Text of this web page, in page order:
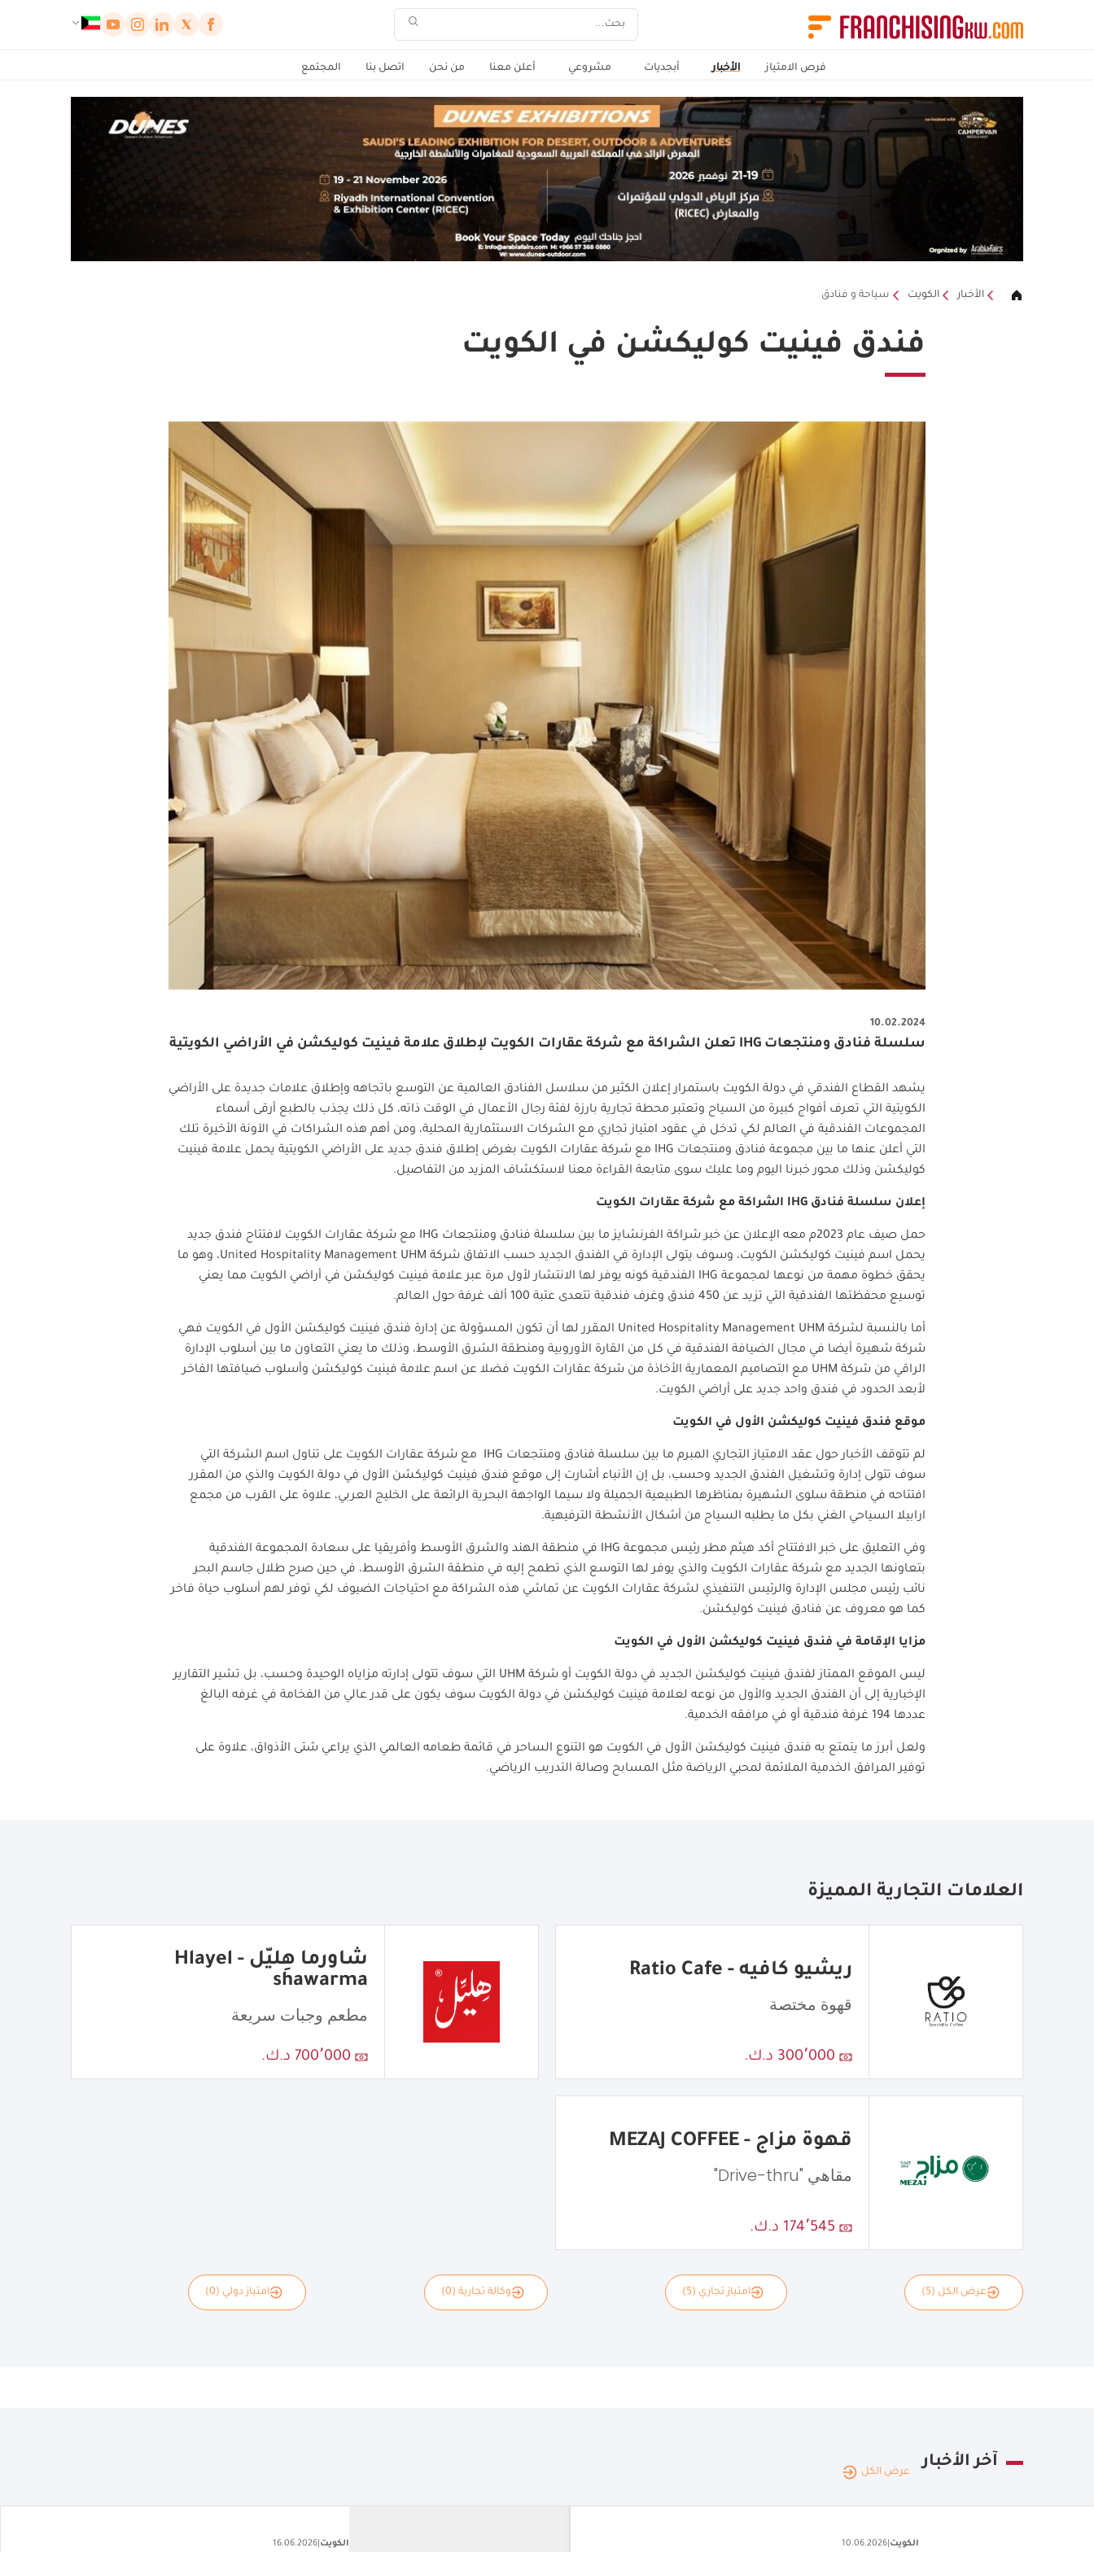
فرص الامتياز الأخبار أبجديات مشروعي أعلن معنا من نحن اتصل بنا المجتمع
الأخبار الكويت سياحة و فنادق
فندق فينيت كوليكشن في الكويت
10.02.2024
سلسلة فنادق ومنتجعات IHG تعلن الشراكة مع شركة عقارات الكويت لإطلاق علامة فينيت كوليكشن في الأراضي الكويتية
يشهد القطاع الفندقي في دولة الكويت باستمرار إعلان الكثير من سلاسل الفنادق العالمية عن التوسع باتجاهه وإطلاق علامات جديدة على الأراضي
الكويتية التي تعرف أفواج كبيرة من السياح وتعتبر محطة تجارية بارزة لفئة رجال الأعمال في الوقت ذاته، كل ذلك يجذب بالطبع أرقى أسماء
المجموعات الفندقية في العالم لكي تدخل في عقود امتياز تجاري مع الشركات الاستثمارية المحلية، ومن أهم هذه الشراكات في الآونة الأخيرة تلك
التي أعلن عنها ما بين مجموعة فنادق ومنتجعات IHG مع شركة عقارات الكويت بغرض إطلاق فندق جديد على الأراضي الكويتية يحمل علامة فينيت
كوليكشن وذلك محور خبرنا اليوم وما عليك سوى متابعة القراءة معنا لاستكشاف المزيد من التفاصيل.
إعلان سلسلة فنادق IHG الشراكة مع شركة عقارات الكويت
حمل صيف عام 2023م معه الإعلان عن خبر شراكة الفرنشايز ما بين سلسلة فنادق ومنتجعات IHG مع شركة عقارات الكويت لافتتاح فندق جديد
يحمل اسم فينيت كوليكشن الكويت، وسوف يتولى الإدارة في الفندق الجديد حسب الاتفاق شركة United Hospitality Management UHM، وهو ما
يحقق خطوة مهمة من نوعها لمجموعة IHG الفندقية كونه يوفر لها الانتشار لأول مرة عبر علامة فينيت كوليكشن في أراضي الكويت مما يعني
توسيع محفظتها الفندقية التي تزيد عن 450 فندق وغرف فندقية تتعدى عتبة 100 ألف غرفة حول العالم.
أما بالنسبة لشركة United Hospitality Management UHM المقرر لها أن تكون المسؤولة عن إدارة فندق فينيت كوليكشن الأول في الكويت فهي
شركة شهيرة أيضا في مجال الضيافة الفندقية في كل من القارة الأوروبية ومنطقة الشرق الأوسط، وذلك ما يعني التعاون ما بين أسلوب الإدارة
الراقي من شركة UHM مع التصاميم المعمارية الأخاذة من شركة عقارات الكويت فضلا عن اسم علامة فينيت كوليكشن وأسلوب ضيافتها الفاخر
لأبعد الحدود في فندق واحد جديد على أراضي الكويت.
موقع فندق فينيت كوليكشن الأول في الكويت
لم تتوقف الأخبار حول عقد الامتياز التجاري المبرم ما بين سلسلة فنادق ومنتجعات IHG مع شركة عقارات الكويت على تناول اسم الشركة التي
سوف تتولى إدارة وتشغيل الفندق الجديد وحسب، بل إن الأنباء أشارت إلى موقع فندق فينيت كوليكشن الأول في دولة الكويت والذي من المقرر
افتتاحه في منطقة سلوى الشهيرة بمناظرها الطبيعية الجميلة ولا سيما الواجهة البحرية الرائعة على الخليج العربي، علاوة على القرب من مجمع
ارابيلا السياحي الغني بكل ما يطلبه السياح من أشكال الأنشطة الترفيهية.
وفي التعليق على خبر الافتتاح أكد هيثم مطر رئيس مجموعة IHG في منطقة الهند والشرق الأوسط وأفريقيا على سعادة المجموعة الفندقية
بتعاونها الجديد مع شركة عقارات الكويت والذي يوفر لها التوسع الذي تطمح إليه في منطقة الشرق الأوسط، في حين صرح طلال جاسم البحر
نائب رئيس مجلس الإدارة والرئيس التنفيذي لشركة عقارات الكويت عن تماشي هذه الشراكة مع احتياجات الضيوف لكي توفر لهم أسلوب حياة فاخر
كما هو معروف عن فنادق فينيت كوليكشن.
مزايا الإقامة في فندق فينيت كوليكشن الأول في الكويت
ليس الموقع الممتاز لفندق فينيت كوليكشن الجديد في دولة الكويت أو شركة UHM التي سوف تتولى إدارته مزاياه الوحيدة وحسب، بل تشير التقارير
الإخبارية إلى أن الفندق الجديد والأول من نوعه لعلامة فينيت كوليكشن في دولة الكويت سوف يكون على قدر عالي من الفخامة في غرفه البالغ
عددها 194 غرفة فندقية أو في مرافقه الخدمية.
ولعل أبرز ما يتمتع به فندق فينيت كوليكشن الأول في الكويت هو التنوع الساحر في قائمة طعامه العالمي الذي يراعي شتى الأذواق، علاوة على
توفير المرافق الخدمية الملائمة لمحبي الرياضة مثل المسابح وصالة التدريب الرياضي.
العلامات التجارية المميزة
ريشيو كافيه - Ratio Cafe
قهوة مختصة
300٬000 د.ك.
شاورما هِليّل - Hlayel
shawarma
مطعم وجبات سريعة
700٬000 د.ك.
قهوة مزاج - MEZAJ COFFEE
مقاهي "Drive-thru"
174٬545 د.ك.
عرض الكل (5) امتياز تجاري (5) وكالة تجارية (0) امتياز دولي (0)
آخر الأخبار
عرض الكل
الكويت 16.06.2026
لوحة إدارة ملفات تعريف الارتباط